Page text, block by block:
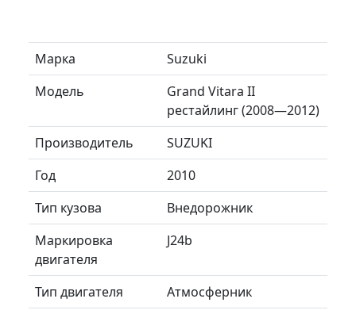
Марка
Suzuki
Модель
Grand Vitara II
рестайлинг (2008—2012)
Производитель
SUZUKI
Год
2010
Тип кузова
Внедорожник
Маркировка
двигателя
J24b
Тип двигателя
Атмосферник